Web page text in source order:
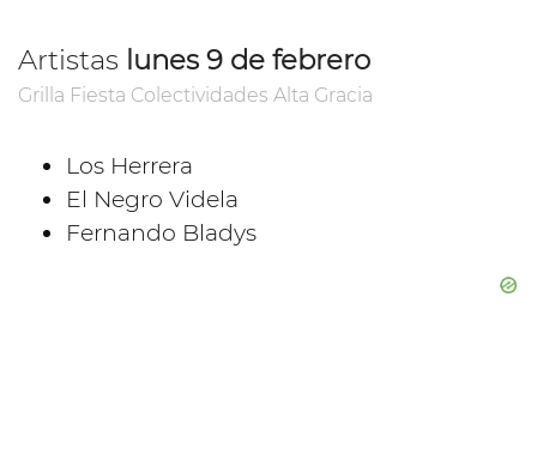
Artistas lunes 9 de febrero
Grilla Fiesta Colectividades Alta Gracia
Los Herrera
El Negro Videla
Fernando Bladys